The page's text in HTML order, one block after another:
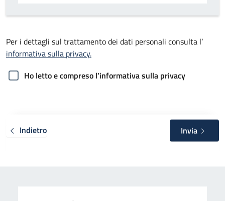
Per i dettagli sul trattamento dei dati personali consulta l’
informativa sulla privacy.
Ho letto e compreso l’informativa sulla privacy
Indietro Invia